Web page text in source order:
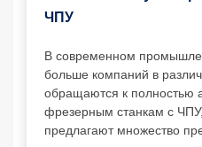
ЧПУ
В современном
больше компаний в
обращаются к полностью
фрезерным станкам с
предлагают множество